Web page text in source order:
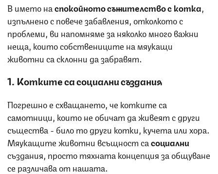
В името наспокойното съжителство с котка
изпълнено с повече забавления, отколкото с
проблеми, ви напомняме за няколко много важни
неща, които собствениците на мяукащи
животни са склонни да забравят.
1. Котките са социални създания
Погрешно е схващането, че котките са
самотници, които не обичат да живеят с други
същества - било то други котки, кучета или хора.
Мяукащите животни всъщност сасоциални
създания, просто тяхната концепция за общуване
се различава от нашата.